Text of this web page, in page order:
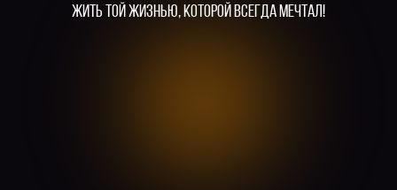
жить той жизнью, которой всегда мечтал!